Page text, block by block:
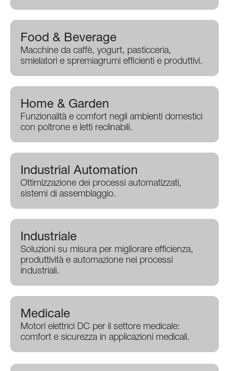
Food & Beverage
Macchine da caffè, yogurt, pasticceria,
smielatori e spremiagrumi efficienti e produttivi.
Home & Garden
Funzionalità e comfort negli ambienti domestici
con poltrone e letti reclinabili.
Industrial Automation
Ottimizzazione dei processi automatizzati,
sistemi di assemblaggio.
Industriale
Soluzioni su misura per migliorare efficienza,
produttività e automazione nei processi
industriali.
Medicale
Motori elettrici DC per il settore medicale:
comfort e sicurezza in applicazioni medicali.